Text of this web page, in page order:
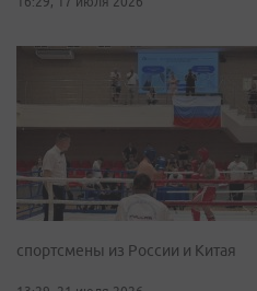
спортсмены из России и Китая